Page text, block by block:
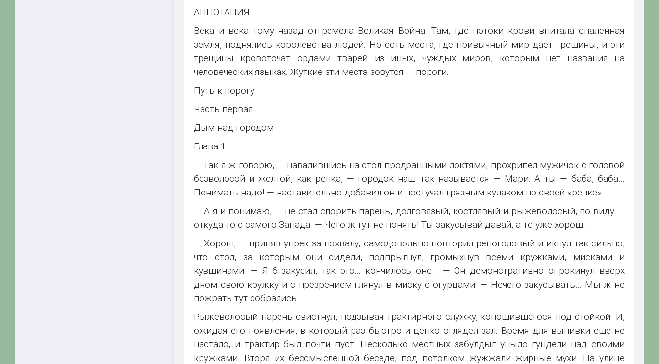
АННОТАЦИЯ
Века и века тому назад отгремела Великая Война. Там, где потоки крови впитала опаленная
земля, поднялись королевства людей. Но есть места, где привычный мир дает трещины, и эти
трещины кровоточат ордами тварей из иных, чуждых миров, которым нет названия на
человеческих языках. Жуткие эти места зовутся — пороги.
Путь к порогу
Часть первая
Дым над городом
Глава 1
— Так я ж говорю, — навалившись на стол продранными локтями, прохрипел мужичок с головой
безволосой и желтой, как репка, — городок наш так называется — Мари. А ты — баба, баба…
Понимать надо! — наставительно добавил он и постучал грязным кулаком по своей «репке».
— А я и понимаю, — не стал спорить парень, долговязый, костлявый и рыжеволосый, по виду —
откуда-то с самого Запада. — Чего ж тут не понять! Ты закусывай давай, а то уже хорош…
— Хорош, — приняв упрек за похвалу, самодовольно повторил репоголовый и икнул так сильно,
что стол, за которым они сидели, подпрыгнул, громыхнув всеми кружками, мисками и
кувшинами. — Я б закусил, так это… кончилось оно… — Он демонстративно опрокинул вверх
дном свою кружку и с презрением глянул в миску с огурцами. — Нечего закусывать… Мы ж не
пожрать тут собрались.
Рыжеволосый парень свистнул, подзывая трактирного служку, копошившегося под стойкой. И,
ожидая его появления, в который раз быстро и цепко оглядел зал. Время для выпивки еще не
настало, и трактир был почти пуст. Несколько местных забулдыг уныло гундели над своими
кружками. Вторя их бессмысленной беседе, под потолком жужжали жирные мухи. На улице